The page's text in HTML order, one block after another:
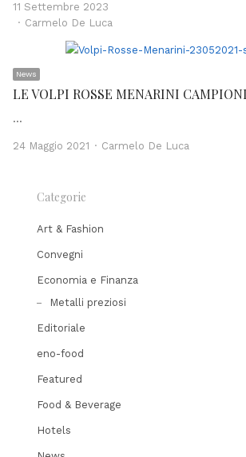
11 Settembre 2023
Author
Carmelo De Luca
News
LE VOLPI ROSSE MENARINI
…
24 Maggio 2021 Author
Carmelo De Luca
Categorie
Art & Fashion
Convegni
Economia e Finanza
Metalli preziosi
Editoriale
eno-food
Featured
Food & Beverage
Hotels